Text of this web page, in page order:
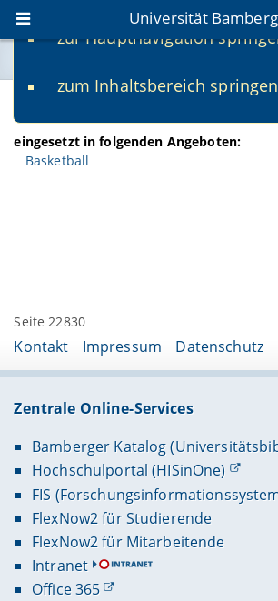
zur Hauptnavigation
zum Inhaltsbereich springen
Universität Bamberg
www.uni-bamberg.de
univis.uni-bamberg.de
Max Etzel
eingesetzt in folgenden Angeboten:
Basketball
Seite 22830
Kontakt Impressum Datenschutz
Zentrale Online-Services
Bamberger Katalog
Hochschulportal (HISinOne)
FIS
FlexNow2 für Studierende
FlexNow2 für Mitarbeitende
Intranet
Office 365